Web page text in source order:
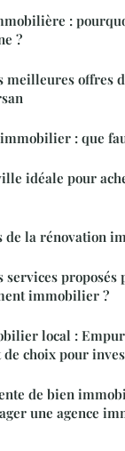
:
?
meilleures offres
: que
idéale pour
de la rénovation
services proposés
immobilier ?
local :
de choix pour
de bien
une agence